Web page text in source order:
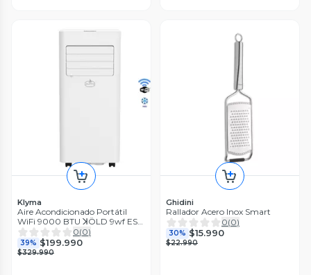
Klyma
Aire Acondicionado Portátil
WiFi 9000 BTU ꓘÖLD 9wf ES
White
0(0)
39% $199.990
$329.990
Ghidini
Rallador Acero Inox Smart
0(0)
30% $15.990
$22.990